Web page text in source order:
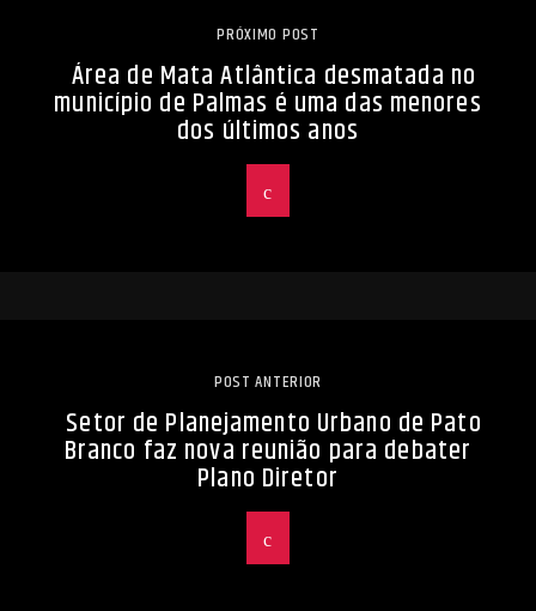
PRÓXIMO POST
Área de Mata Atlântica desmatada no
município de Palmas é uma das menores
dos últimos anos
POST ANTERIOR
Setor de Planejamento Urbano de Pato
Branco faz nova reunião para debater
Plano Diretor